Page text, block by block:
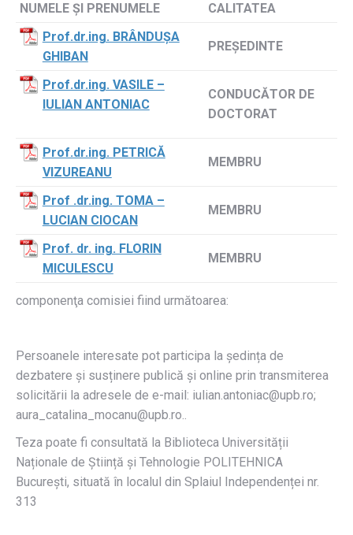
NUMELE ŞI PRENUMELE
CALITATEA
Prof.dr.ing. BRÂNDUȘA
GHIBAN
PREŞEDINTE
Prof.dr.ing. VASILE –
IULIAN ANTONIAC
CONDUCĂTOR DE
DOCTORAT
Prof.dr.ing. PETRICĂ
VIZUREANU
MEMBRU
Prof .dr.ing. TOMA –
LUCIAN CIOCAN
MEMBRU
Prof. dr. ing. FLORIN
MICULESCU
MEMBRU
componenţa comisiei fiind următoarea:
Persoanele interesate pot participa la ședința de
dezbatere și susținere publică și online prin transmiterea
solicitării la adresele de e-mail: iulian.antoniac@upb.ro;
aura_catalina_mocanu@upb.ro..
Teza poate fi consultată la Biblioteca Universității
Naționale de Știință și Tehnologie POLITEHNICA
București, situată în localul din Splaiul Independenței nr.
313